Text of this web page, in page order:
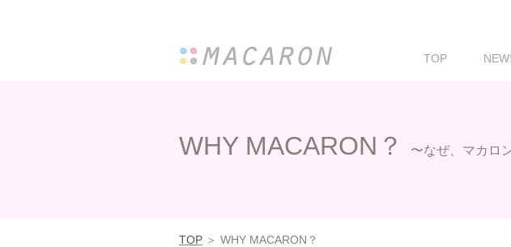
TOP
WHY MACARON？ 〜なぜ、マカロ
TOP ＞ WHY MACARON？